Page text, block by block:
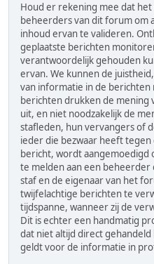
Houd er rekening mee dat
beheerders van dit forum om
inhoud ervan te valideren.
geplaatste berichten
verantwoordelijk gehouden
ervan. We kunnen de
van informatie in de
berichten drukken de mening
uit, en niet noodzakelijk de
stafleden, hun vervangers of
ieder die bezwaar heeft tegen
bericht, wordt aangemoedigd
te melden aan een
staf en de eigenaar van het
twijfelachtige berichten te
tijdspanne, wanneer zij de
Dit is echter een handmatig
dat niet altijd direct
geldt voor de informatie in